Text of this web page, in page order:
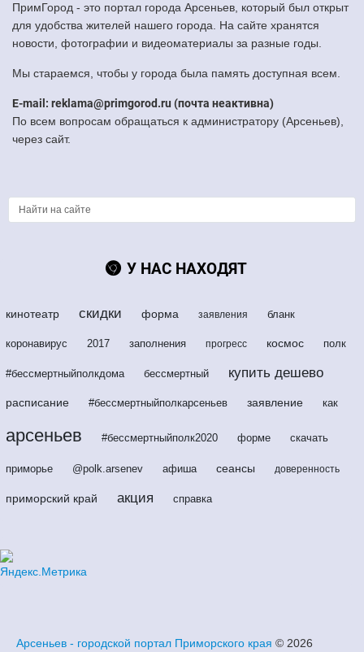
ПримГород - это портал города Арсеньев, который был открыт
для удобства жителей нашего города. На сайте хранятся
новости, фотографии и видеоматериалы за разные годы.
Мы стараемся, чтобы у города была память доступная всем.
E-mail: reklama@primgorod.ru (почта неактивна)
По всем вопросам обращаться к администратору (Арсеньев),
через сайт.
У НАС НАХОДЯТ
кинотеатр скидки форма заявления бланк
коронавирус 2017 заполнения прогресс космос полк
#бессмертныйполкдома бессмертный купить дешево
расписание #бессмертныйполкарсеньев заявление как
арсеньев #бессмертныйполк2020 форме скачать
приморье @polk.arsenev афиша сеансы доверенность
приморский край акция справка
Арсеньев - городской портал Приморского края © 2026